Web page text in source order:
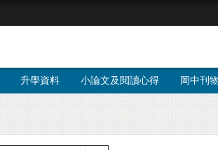
升學資料 小論文及閱讀心得 岡中刊